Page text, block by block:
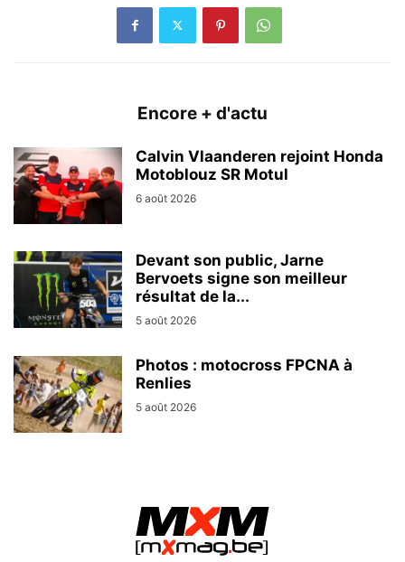
Encore + d'actu
Calvin Vlaanderen rejoint Honda
Motoblouz SR Motul
6 août 2026
Devant son public, Jarne
Bervoets signe son meilleur
résultat de la...
5 août 2026
Photos : motocross FPCNA à
Renlies
5 août 2026